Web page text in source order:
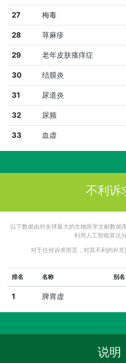
27 梅毒
28 荨麻疹
29 老年皮肤瘙痒症
30 结膜炎
31 尿道炎
32 尿频
33 血虚
不利诉
以下数据由对全球最大的生物医学文献数据
利用人工智能算法
对于任何诉求而言，对其不利的补充
排名 名称 别名
1 脾胃虚
说明